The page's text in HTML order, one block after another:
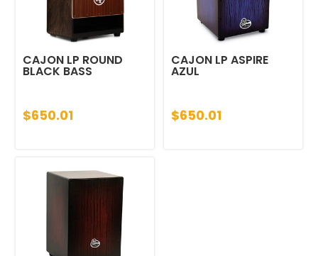
CAJON LP ROUND
BLACK BASS
$650.01
CAJON LP ASPIRE
AZUL
$650.01